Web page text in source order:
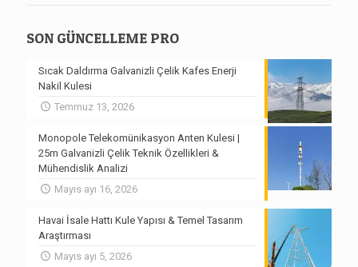
SON GÜNCELLEME PRO
Sıcak Daldırma Galvanizli Çelik Kafes Enerji
Nakil Kulesi
Temmuz 13, 2026
Monopole Telekomünikasyon Anten Kulesi |
25m Galvanizli Çelik Teknik Özellikleri &
Mühendislik Analizi
Mayıs ayı 16, 2026
Havai İsale Hattı Kule Yapısı & Temel Tasarım
Araştırması
Mayıs ayı 5, 2026